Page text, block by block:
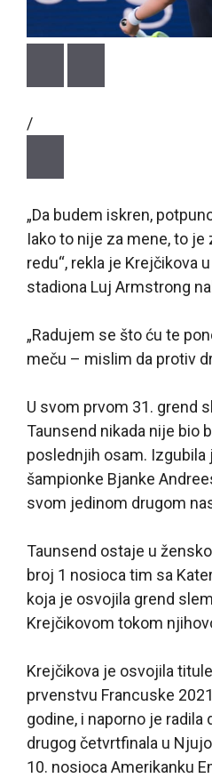
/
„Da budem iskren,
Iako to nije za mene, to je
redu“, rekla je Krejčikova
stadiona Luj Armstrong
„Radujem se što ću te
meču – mislim da protiv
U svom prvom 31. grend
Taunsend nikada nije bio
poslednjih osam. Izgubila
šampionke Bjanke
svom jedinom drugom
Taunsend ostaje u
broj 1 nosioca tim sa
koja je osvojila grend
Krejčikovom tokom
Krejčikova je osvojila
prvenstvu Francuske
godine, i naporno je radila
drugog četvrtfinala u
10. nosioca Amerikanku